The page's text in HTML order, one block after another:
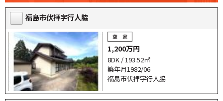
福島市伏拝字行人脇
1,200万円
8DK / 193.52㎡
築年月1982/06
福島市伏拝字行人脇